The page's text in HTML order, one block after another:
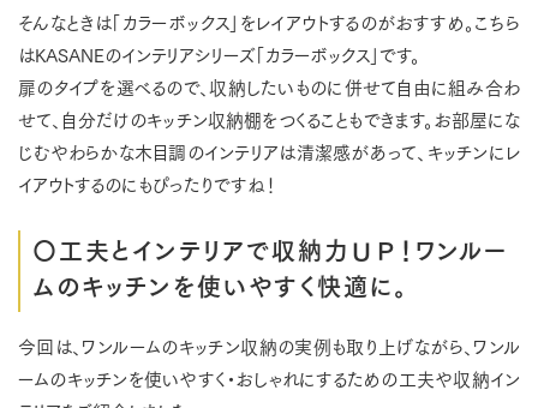
そんなときは「カラーボックス」をレイアウトするのがおすすめ。こちら
はKASANEのインテリアシリーズ「カラーボックス」です。
扉のタイプを選べるので、収納したいものに併せて自由に組み合わ
せて、自分だけのキッチン収納棚をつくることもできます。お部屋にな
じむやわらかな木目調のインテリアは清潔感があって、キッチンにレ
イアウトするのにもぴったりですね！
〇工夫とインテリアで収納力ＵＰ！ワンルー
ムのキッチンを使いやすく快適に。
今回は、ワンルームのキッチン収納の実例も取り上げながら、ワンル
ームのキッチンを使いやすく・おしゃれにするための工夫や収納イン